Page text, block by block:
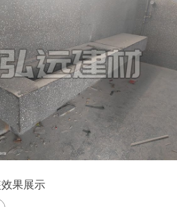
果展示